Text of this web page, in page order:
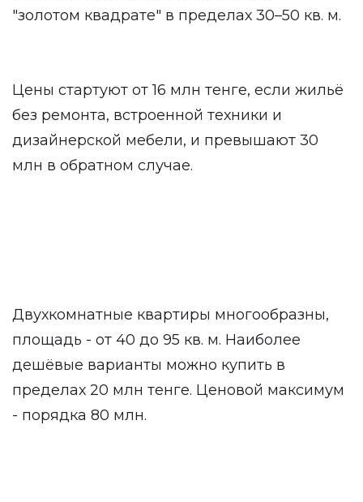
"золотом квадрате" в пределах 30–50 кв. м.
Цены стартуют от 16 млн тенге, если жильё
без ремонта, встроенной техники и
дизайнерской мебели, и превышают 30
млн в обратном случае.
Двухкомнатные квартиры многообразны,
площадь - от 40 до 95 кв. м. Наиболее
дешёвые варианты можно купить в
пределах 20 млн тенге. Ценовой максимум
- порядка 80 млн.